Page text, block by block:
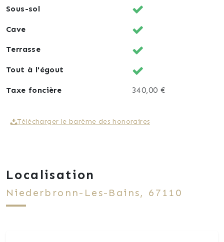
Sous-sol
Cave
Terrasse
Tout à l'égout
Taxe foncière 340,00 €
Télécharger le barème des honoraires
Localisation
Niederbronn-Les-Bains, 67110